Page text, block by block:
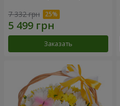
7 332 грн
Заказать